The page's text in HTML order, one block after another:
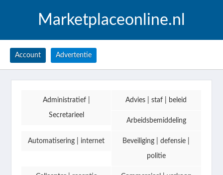
Marketplaceonline.nl
Account Advertentie
Administratief |
Secretarieel
Advies | staf | beleid
Arbeidsbemiddeling
Automatisering | internet Beveiliging | defensie |
politie